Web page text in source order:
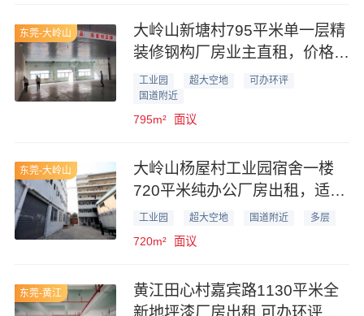
东莞-大岭山
大岭山新塘村795平米单一层精
装修钢构厂房业主直租，价格优
惠
工业园 超大空地
可办环评
国道附近
795m² 面议
东莞-大岭山
大岭山杨屋村工业园宿舍一楼
720平米纯办公厂房出租，适合
电商办公行业
工业园 超大空地 国道附近 多层
720m² 面议
东莞-黄江
黄江田心村嘉宾路1130平米全
新地坪漆厂房出租 可办环评 写